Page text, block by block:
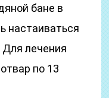
бане в
настаиваться
Для лечения
по 13